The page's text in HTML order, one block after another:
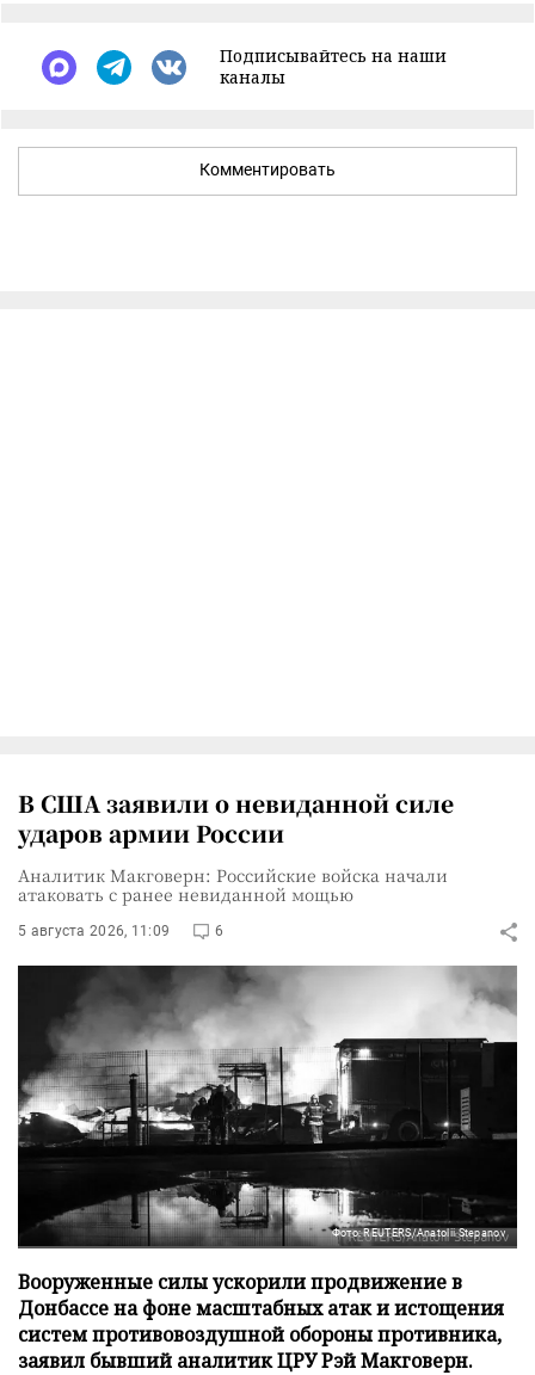
Подписывайтесь на наши
каналы
Комментировать
В США заявили о невиданной силе
ударов армии России
Аналитик Макговерн: Российские войска начали
атаковать с ранее невиданной мощью
5 августа 2026, 11:09 6
Фото: REUTERS/Anatolii Stepanov
Вооруженные силы ускорили продвижение в
Донбассе на фоне масштабных атак и истощения
систем противовоздушной обороны противника,
заявил бывший аналитик ЦРУ Рэй Макговерн.